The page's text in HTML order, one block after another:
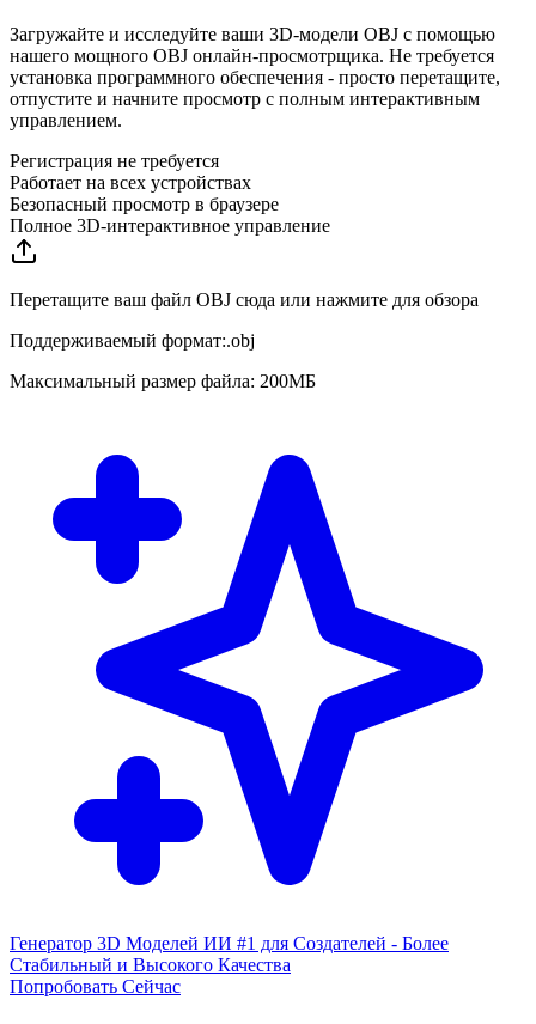
Загружайте и исследуйте ваши 3D-модели OBJ с помощью
нашего мощного OBJ онлайн-просмотрщика. Не требуется
установка программного обеспечения - просто перетащите,
отпустите и начните просмотр с полным интерактивным
управлением.
Регистрация не требуется
Работает на всех устройствах
Безопасный просмотр в браузере
Полное 3D-интерактивное управление
Перетащите ваш файл OBJ сюда или нажмите для обзора
Поддерживаемый формат:.obj
Максимальный размер файла: 200МБ
Генератор 3D Моделей ИИ #1 для Создателей - Более
Стабильный и Высокого Качества
Попробовать Сейчас